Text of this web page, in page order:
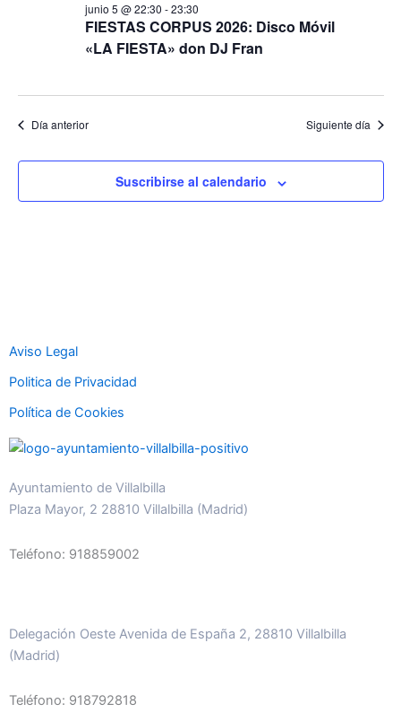
FIESTAS CORPUS 2026: Disco Móvil
«LA FIESTA» don DJ Fran
junio 5 @ 22:30 -23:30
Día anterior Siguiente día
Suscribirse al calendario
Aviso Legal
Politica de Privacidad
Política de Cookies
Ayuntamiento de Villalbilla
Plaza Mayor, 2 28810 Villalbilla (Madrid)
Teléfono: 918859002
Delegación Oeste Avenida de España 2, 28810 Villalbilla
(Madrid)
Teléfono: 918792818